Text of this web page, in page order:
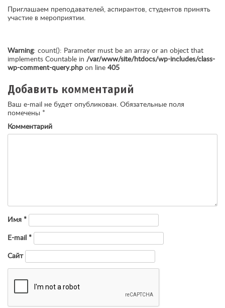
Приглашаем преподавателей, аспирантов, студентов принять
участие в мероприятии.
Warning: count(): Parameter must be an array or an object that
implements Countable in /var/www/site/htdocs/wp-includes/class-
wp-comment-query.php on line 405
Добавить комментарий
Ваш e-mail не будет опубликован. Обязательные поля
помечены *
Комментарий
Имя *
E-mail *
Сайт